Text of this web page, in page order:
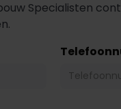
Specialisten